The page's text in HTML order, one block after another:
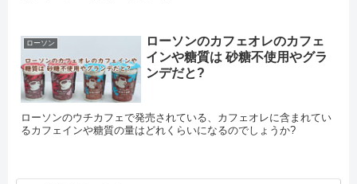
ローソン
ローソンのカフェオレのカフェ
インや糖質は 砂糖不使用やグラ
ンデだと?
ローソンのウチカフェで発売されている、カフェオレに含まれてい
るカフェインや糖質の量はどれくらいになるのでしょうか?